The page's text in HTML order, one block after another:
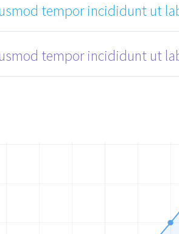
tempor incididunt ut
tempor incididunt ut